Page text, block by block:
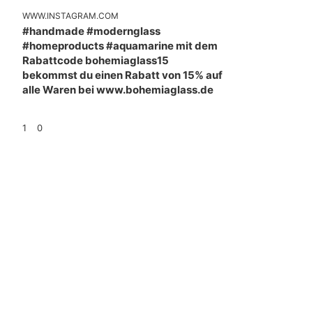
WWW.INSTAGRAM.COM
#handmade #modernglass
#homeproducts #aquamarine mit dem
Rabattcode bohemiaglass15
bekommst du einen Rabatt von 15% auf
alle Waren bei www.bohemiaglass.de
1 0